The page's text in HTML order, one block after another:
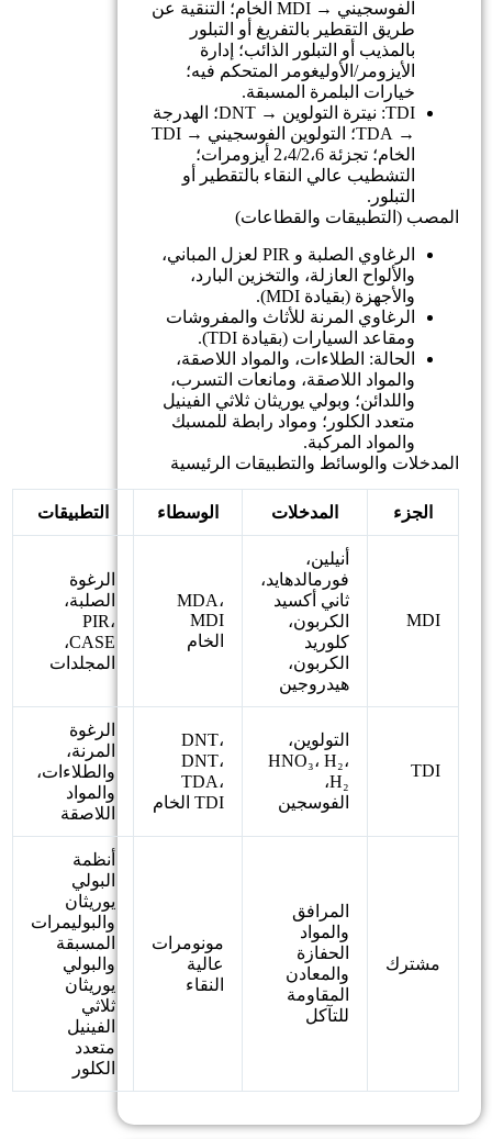
الفوسجيني → MDI الخام؛ التنقية عن
طريق التقطير بالتفريغ أو التبلور
بالمذيب أو التبلور الذائب؛ إدارة
الأيزومر/الأوليغومر المتحكم فيه؛
خيارات البلمرة المسبقة.
TDI: نيترة التولوين → DNT؛ الهدرجة
→ TDA؛ التولوين الفوسجيني → TDI
الخام؛ تجزئة 2،4/2،6 أيزومرات؛
التشطيب عالي النقاء بالتقطير أو
التبلور.
المصب (التطبيقات والقطاعات)
الرغاوي الصلبة و PIR لعزل المباني،
والألواح العازلة، والتخزين البارد،
والأجهزة (بقيادة MDI).
الرغاوي المرنة للأثاث والمفروشات
ومقاعد السيارات (بقيادة TDI).
الحالة: الطلاءات، والمواد اللاصقة،
والمواد اللاصقة، ومانعات التسرب،
واللدائن؛ وبولي يوريثان ثلاثي الفينيل
متعدد الكلور؛ ومواد رابطة للمسبك
والمواد المركبة.
المدخلات والوسائط والتطبيقات الرئيسية
الجزء المدخلات الوسطاء التطبيقات
MDI
أنيلين،
فورمالدهايد،
ثاني أكسيد
الكربون،
كلوريد
الكربون،
هيدروجين
MDA،
MDI
الخام
الرغوة
الصلبة،
PIR،
CASE،
المجلدات
TDI
التولوين،
HNO₃، H₂،
H₂،
الفوسجين
DNT،
DNT،
TDA،
TDI الخام
الرغوة
المرنة،
والطلاءات،
والمواد
اللاصقة
مشترك
المرافق
والمواد
الحفازة
والمعادن
المقاومة
للتآكل
مونومرات
عالية
النقاء
أنظمة
البولي
يوريثان
والبوليمرات
المسبقة
والبولي
يوريثان
ثلاثي
الفينيل
متعدد
الكلور